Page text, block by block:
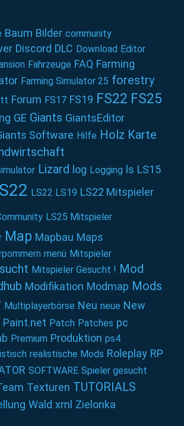
Baum Bilder community
Discord DLC Download Editor
Fahrzeuge FAQ Farming
Farming Simulator 25 forestry
Forum FS17 FS19 FS22 FS25
GE Giants GiantsEditor
Software Hilfe Holz Karte
Lizard log Logging ls LS15
LS22 LS19 LS22 Mitspieler
LS25 Mitspieler
Map Mapbau Maps
menü Mitspieler
Mitspieler Gesucht ! Mod
Modifikation Modmap Mods
Multiplayerbörse Neu neue New
Paint.net Patch Patches pc
Premium Produktion ps4
realistische Mods Roleplay RP
SOFTWARE Spieler gesucht
Texturen TUTORIALS
Wald xml Zielonka